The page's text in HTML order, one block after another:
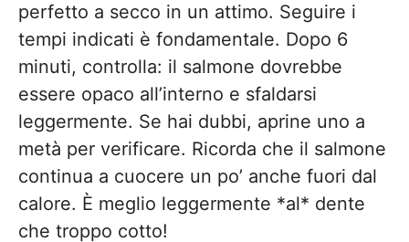
perfetto a secco in un attimo. Seguire i
tempi indicati è fondamentale. Dopo 6
minuti, controlla: il salmone dovrebbe
essere opaco all’interno e sfaldarsi
leggermente. Se hai dubbi, aprine uno a
metà per verificare. Ricorda che il salmone
continua a cuocere un po’ anche fuori dal
calore. È meglio leggermente *al* dente
che troppo cotto!